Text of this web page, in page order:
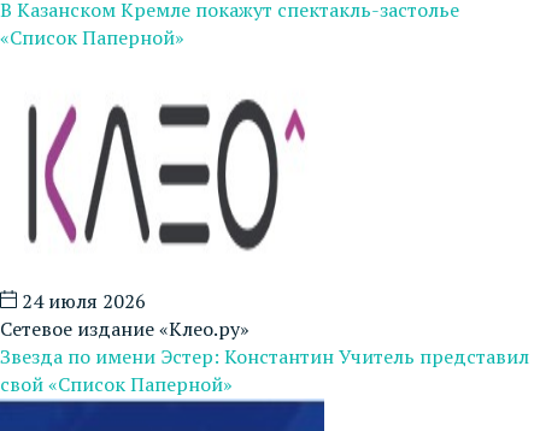
В Казанском Кремле покажут спектакль-застолье
«Список Паперной»
24 июля 2026
Сетевое издание «Клео.ру»
Звезда по имени Эстер: Константин Учитель представил
свой «Список Паперной»